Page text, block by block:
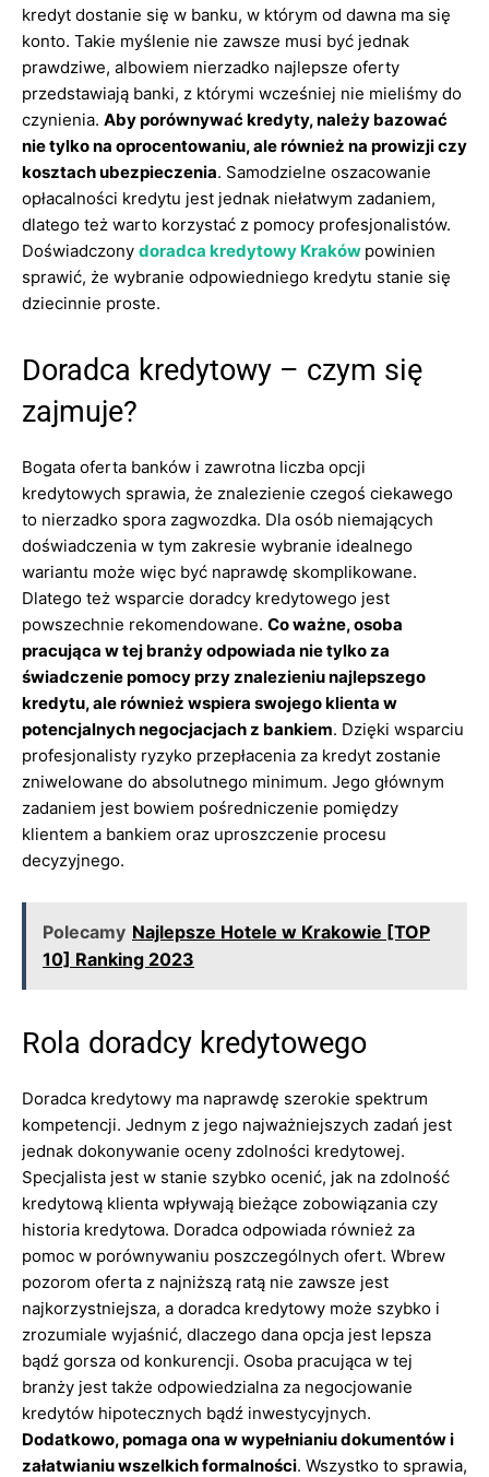
kredyt dostanie się w banku, w którym od dawna ma się
konto. Takie myślenie nie zawsze musi być jednak
prawdziwe, albowiem nierzadko najlepsze oferty
przedstawiają banki, z którymi wcześniej nie mieliśmy do
czynienia. Aby porównywać kredyty, należy bazować
nie tylko na oprocentowaniu, ale również na prowizji czy
kosztach ubezpieczenia. Samodzielne oszacowanie
opłacalności kredytu jest jednak niełatwym zadaniem,
dlatego też warto korzystać z pomocy profesjonalistów.
Doświadczony doradca kredytowy Kraków powinien
sprawić, że wybranie odpowiedniego kredytu stanie się
dziecinnie proste.
Doradca kredytowy – czym się
zajmuje?
Bogata oferta banków i zawrotna liczba opcji
kredytowych sprawia, że znalezienie czegoś ciekawego
to nierzadko spora zagwozdka. Dla osób niemających
doświadczenia w tym zakresie wybranie idealnego
wariantu może więc być naprawdę skomplikowane.
Dlatego też wsparcie doradcy kredytowego jest
powszechnie rekomendowane. Co ważne, osoba
pracująca w tej branży odpowiada nie tylko za
świadczenie pomocy przy znalezieniu najlepszego
kredytu, ale również wspiera swojego klienta w
potencjalnych negocjacjach z bankiem. Dzięki wsparciu
profesjonalisty ryzyko przepłacenia za kredyt zostanie
zniwelowane do absolutnego minimum. Jego głównym
zadaniem jest bowiem pośredniczenie pomiędzy
klientem a bankiem oraz uproszczenie procesu
decyzyjnego.
Polecamy Najlepsze Hotele w Krakowie [TOP
10] Ranking 2023
Rola doradcy kredytowego
Doradca kredytowy ma naprawdę szerokie spektrum
kompetencji. Jednym z jego najważniejszych zadań jest
jednak dokonywanie oceny zdolności kredytowej.
Specjalista jest w stanie szybko ocenić, jak na zdolność
kredytową klienta wpływają bieżące zobowiązania czy
historia kredytowa. Doradca odpowiada również za
pomoc w porównywaniu poszczególnych ofert. Wbrew
pozorom oferta z najniższą ratą nie zawsze jest
najkorzystniejsza, a doradca kredytowy może szybko i
zrozumiale wyjaśnić, dlaczego dana opcja jest lepsza
bądź gorsza od konkurencji. Osoba pracująca w tej
branży jest także odpowiedzialna za negocjowanie
kredytów hipotecznych bądź inwestycyjnych.
Dodatkowo, pomaga ona w wypełnianiu dokumentów i
załatwianiu wszelkich formalności. Wszystko to sprawia,